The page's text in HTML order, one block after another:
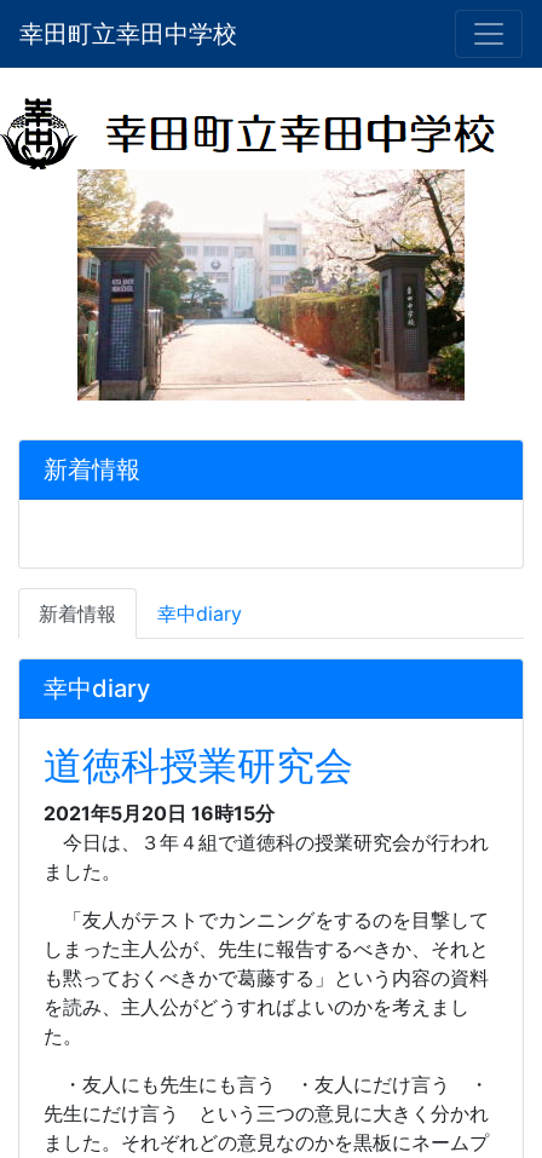
幸田町立幸田中学校
新着情報
新着情報 幸中diary
幸中diary
道徳科授業研究会
2021年5月20日 16時15分
今日は、３年４組で道徳科の授業研究会が行われ
ました。
「友人がテストでカンニングをするのを目撃して
しまった主人公が、先生に報告するべきか、それと
も黙っておくべきかで葛藤する」という内容の資料
を読み、主人公がどうすればよいのかを考えまし
た。
・友人にも先生にも言う ・友人にだけ言う ・
先生にだけ言う という三つの意見に大きく分かれ
ました。それぞれどの意見なのかを黒板にネームプ